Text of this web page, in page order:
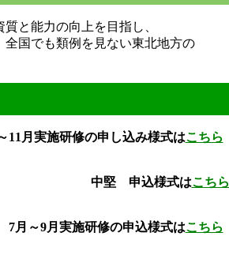
と能力の向上を目指し、
国でも類例を見ない東北地方の
11月実施研修の申し込み様式はこちら
申込様式はこちら
研修の申込様式はこちら